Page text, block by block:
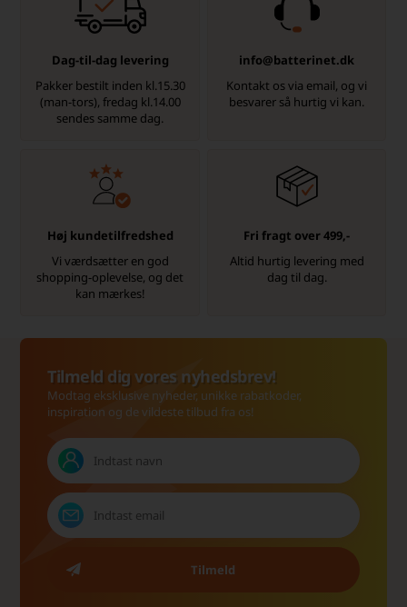
Dag-til-dag levering
Pakker bestilt inden kl.15.30
(man-tors), fredag kl.14.00
sendes samme dag.
info@batterinet.dk
Kontakt os via email, og vi
besvarer så hurtig vi kan.
Høj kundetilfredshed
Vi værdsætter en god
shopping-oplevelse, og det
kan mærkes!
Fri fragt over 499,-
Altid hurtig levering med
dag til dag.
Tilmeld dig vores nyhedsbrev!
Modtag eksklusive nyheder, unikke rabatkoder,
inspiration og de vildeste tilbud fra os!